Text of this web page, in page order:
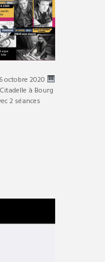
octobre 2020
à Bourg
2 séances